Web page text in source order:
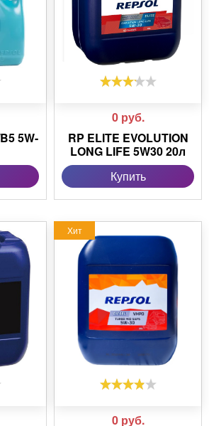
5W-
0 руб.
RP ELITE EVOLUTION
LONG LIFE 5W30 20л
Купить
Хит
0 руб.